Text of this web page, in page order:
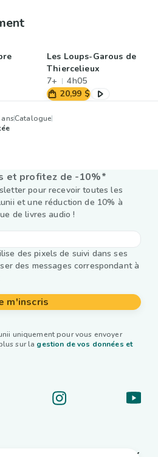
Les Loups-Garous de
Thiercelieux
7+
4h05
20,99 $
Catalogue
et profitez de -10%*
pour recevoir toutes les
et une réduction de 10% à
de livres audio !
des pixels de suivi dans ses
des messages correspondant à
m'inscris
uniquement pour vous envoyer
sur la gestion de vos données et